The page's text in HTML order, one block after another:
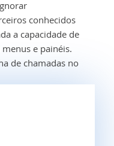
conhecidos
a capacidade de
e painéis.
de chamadas no